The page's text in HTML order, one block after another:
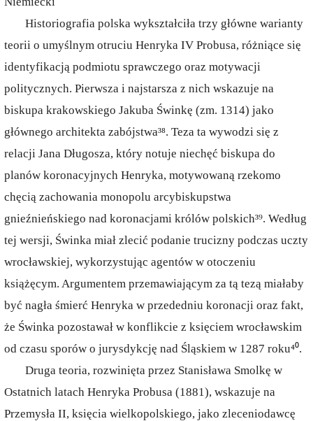
Historiografia polska wykształciła trzy główne warianty
teorii o umyślnym otruciu Henryka IV Probusa, różniące się
identyfikacją podmiotu sprawczego oraz motywacji
politycznych. Pierwsza i najstarsza z nich wskazuje na
biskupa krakowskiego Jakuba Świnkę (zm. 1314) jako
głównego architekta zabójstwa³⁸. Teza ta wywodzi się z
relacji Jana Długosza, który notuje niechęć biskupa do
planów koronacyjnych Henryka, motywowaną rzekomo
chęcią zachowania monopolu arcybiskupstwa
gnieźnieńskiego nad koronacjami królów polskich³⁹. Według
tej wersji, Świnka miał zlecić podanie trucizny podczas uczty
wrocławskiej, wykorzystując agentów w otoczeniu
książęcym. Argumentem przemawiającym za tą tezą miałaby
być nagła śmierć Henryka w przededniu koronacji oraz fakt,
że Świnka pozostawał w konflikcie z księciem wrocławskim
od czasu sporów o jurysdykcję nad Śląskiem w 1287 roku⁴⁰.
Druga teoria, rozwinięta przez Stanisława Smolkę w
Ostatnich latach Henryka Probusa (1881), wskazuje na
Przemysła II, księcia wielkopolskiego, jako zleceniodawcę